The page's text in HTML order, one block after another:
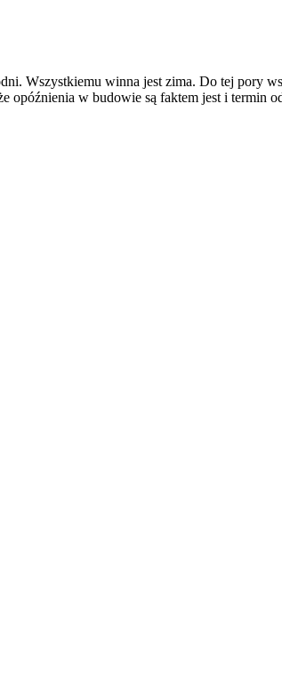
Wszystkiemu winna jest zima. Do tej pory
opóźnienia w budowie są faktem jest i termin